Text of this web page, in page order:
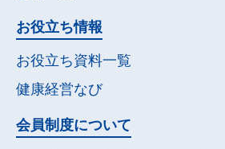
お役立ち情報
お役立ち資料一覧
健康経営なび
会員制度について